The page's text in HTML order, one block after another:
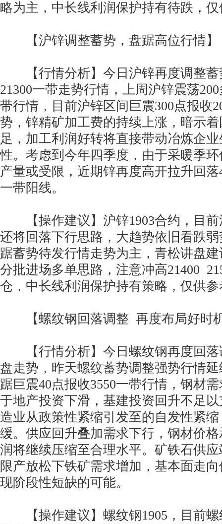
略为主，中长线利润保护持有待跌，
【沪锌调整蓄势，盘踞高位行情】
【行情分析】今日沪锌再度调整蓄
21300一带走势行情，上周沪锌震荡
带行情，目前沪锌区间巨震300点报收
势，锌精矿加工费的持续上涨，暗示
足，加工利润好转将直接带动冶炼企
性。考虑到今年四季度，由于采暖季
产量或受限，近期锌再度高开拉升回落
一带阳线。
【操作建议】沪锌1903合约，目前
还将回落下行思路，大趋势依旧看跌
踞蓄势待发行情走势为主，青松讲盘建
分批进场多单思路，注意冲高21400
仓，中长线利润保护持有策略，仅供
【螺纹钢回落调整 再度布局好时
【行情分析】今日螺纹钢再度回落
盘走势，昨天螺纹蓄势调整强势行情
踞巨震40点报收3550一带行情，钢材
于地产投资下滑，基建投资回升不足
造业从政策性紧缩引发至的自发性紧
缓。供应回升叠加需求下行，钢材价
润将继续压缩至合理水平。矿铁石供
限产放松下铁矿需求增加，基本面走
现阶段性短缺的可能。
【操作建议】螺纹钢1905，目前螺